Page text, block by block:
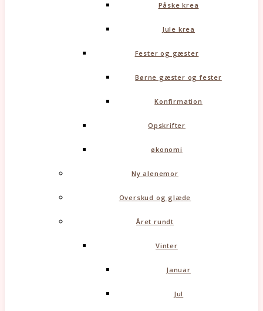
Påske krea
Jule krea
Fester og gæster
Børne gæster og fester
Konfirmation
Opskrifter
økonomi
Ny alenemor
Overskud og glæde
Året rundt
Vinter
Januar
Jul